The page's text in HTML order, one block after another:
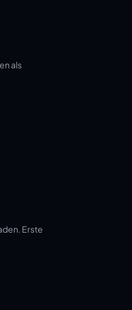
als
Erste